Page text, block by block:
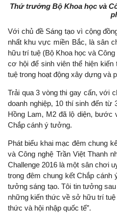
Thứ trưởng Bộ Khoa học và
Với chủ đề Sáng tạo vì cộng
nhất khu vực miền Bắc, là sân
hữu trí tuệ (Bộ Khoa học và
cơ hội để sinh viên thể hiện
tuệ trong hoạt động xây dựng và
Trải qua 3 vòng thi gay cấn, với
doanh nghiệp, 10 thí sinh đến từ
Hồng Lam, M2 đã lộ diện, bước
Chắp cánh ý tưởng.
Phát biểu khai mạc đêm chung
và Công nghệ Trần Việt Thanh
Challenge 2016 là một sân chơi
trong đêm chung kết Chắp
tưởng sáng tạo. Tôi tin tưởng
những kiến thức về sở hữu trí
thức và hội nhập quốc tế”.